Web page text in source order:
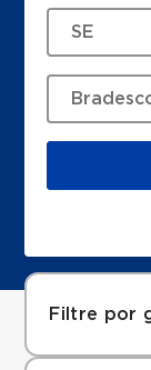
Filtre por